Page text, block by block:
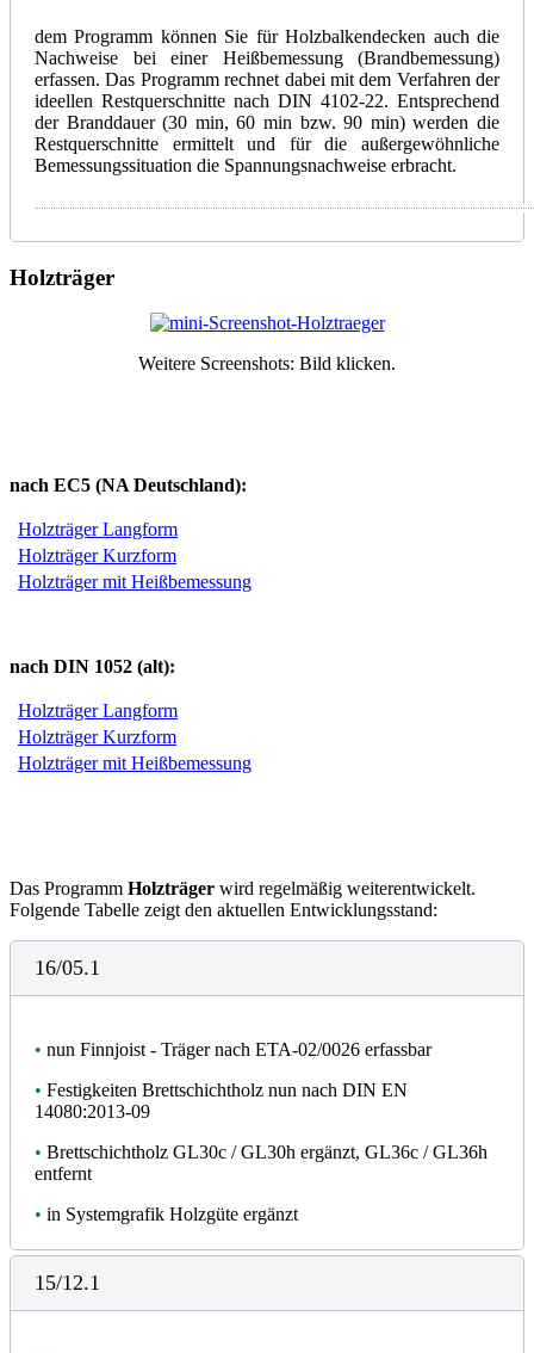
dem Programm können Sie für Holzbalkendecken auch die
Nachweise bei einer Heißbemessung (Brandbemessung)
erfassen. Das Programm rechnet dabei mit dem Verfahren der
ideellen Restquerschnitte nach DIN 4102-22. Entsprechend
der Branddauer (30 min, 60 min bzw. 90 min) werden die
Restquerschnitte ermittelt und für die außergewöhnliche
Bemessungssituation die Spannungsnachweise erbracht.
Holzträger
Weitere Screenshots: Bild klicken.
nach EC5 (NA Deutschland):
Holzträger Langform
Holzträger Kurzform
Holzträger mit Heißbemessung
nach DIN 1052 (alt):
Holzträger Langform
Holzträger Kurzform
Holzträger mit Heißbemessung
Das Programm Holzträger wird regelmäßig weiterentwickelt.
Folgende Tabelle zeigt den aktuellen Entwicklungsstand:
16/05.1
• nun Finnjoist - Träger nach ETA-02/0026 erfassbar
• Festigkeiten Brettschichtholz nun nach DIN EN
14080:2013-09
• Brettschichtholz GL30c / GL30h ergänzt, GL36c / GL36h
entfernt
• in Systemgrafik Holzgüte ergänzt
15/12.1